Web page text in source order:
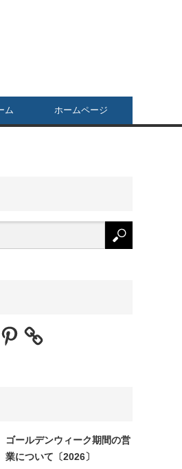
ム ホームページ
Pinterest
ゴールデンウィーク期間の営
業について〔2026〕